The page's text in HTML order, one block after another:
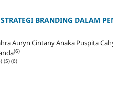
BRANDING DALAM
Auryn Cintany Anaka Puspita
(6)
(5) (6)